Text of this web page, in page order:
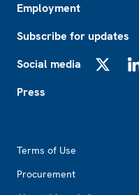
Employment
Subscribe for updates
Social media
Press
Terms of Use
Procurement